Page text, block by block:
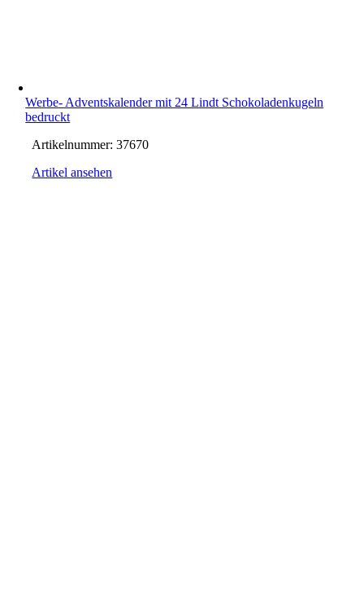
Werbe- Adventskalender mit 24 Lindt Schokoladenkugeln
bedruckt
Artikelnummer:37670
Artikel ansehen